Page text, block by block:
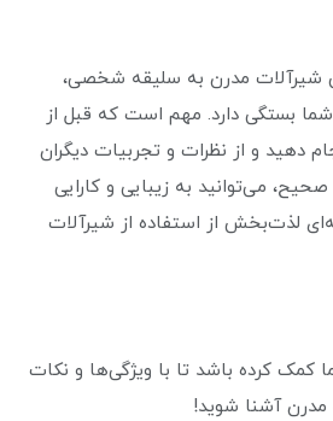
شیرآلات مدرن به سلیقه شخصی،
بستگی دارد. مهم است که قبل از
دهید و از نظرات و تجربیات دیگران
می‌توانید به زیبایی و کارایی
لذت‌بخش از استفاده از شیرآلات
کمک کرده باشد تا با ویژگی‌ها و نکات
آشنا شوید!